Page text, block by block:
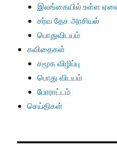
இலங்கையில் உள்ள
சர்வ தேச அரசியல்
பொதுவிடயம்
கவிதைகள்
சமூக விழிப்பு
பொது விடயம்
போராட்டம்
செய்திகள்